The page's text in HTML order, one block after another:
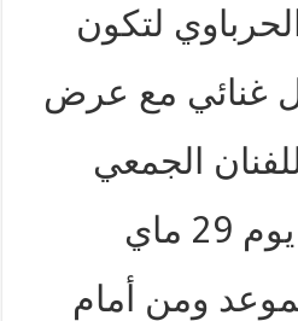
لتكون
غنائي مع عرض
الجمعي
لعماري ومساء يوم 29 ماي
ومن أمام